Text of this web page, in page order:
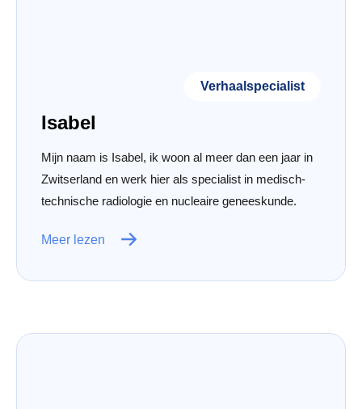
Verhaalspecialist
Isabel
Mijn naam is Isabel, ik woon al meer dan een jaar in
Zwitserland en werk hier als specialist in medisch-
technische radiologie en nucleaire geneeskunde.
Meer lezen